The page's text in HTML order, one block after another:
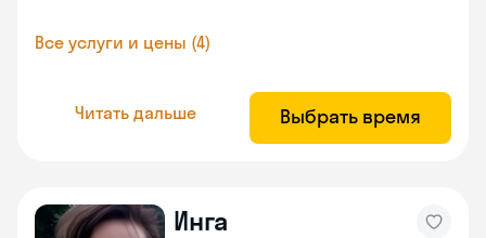
Все услуги и цены (4)
Читать дальше Выбрать время
Инга